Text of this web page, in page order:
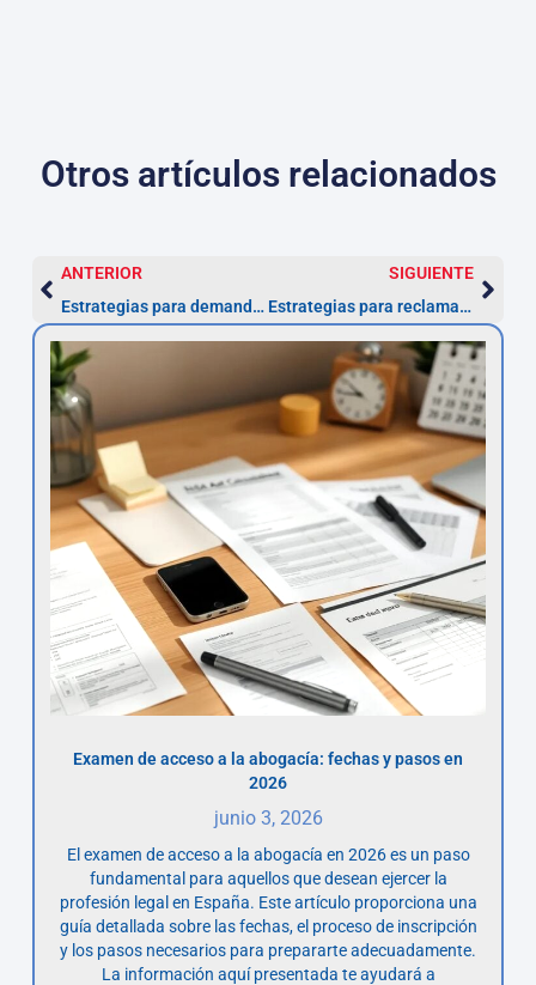
Otros artículos relacionados
ANTERIOR
Estrategias para demandar al Ayuntamiento por multas ZBE ilegales
SIGUIENTE
Estrategias para reclamar devolución de intereses de un préstamo
Examen de acceso a la abogacía: fechas y pasos en
2026
junio 3, 2026
El examen de acceso a la abogacía en 2026 es un paso
fundamental para aquellos que desean ejercer la
profesión legal en España. Este artículo proporciona una
guía detallada sobre las fechas, el proceso de inscripción
y los pasos necesarios para prepararte adecuadamente.
La información aquí presentada te ayudará a